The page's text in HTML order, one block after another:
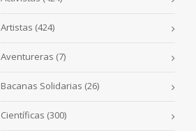
Artistas (424)
Aventureras (7)
Bacanas Solidarias (26)
Científicas (300)